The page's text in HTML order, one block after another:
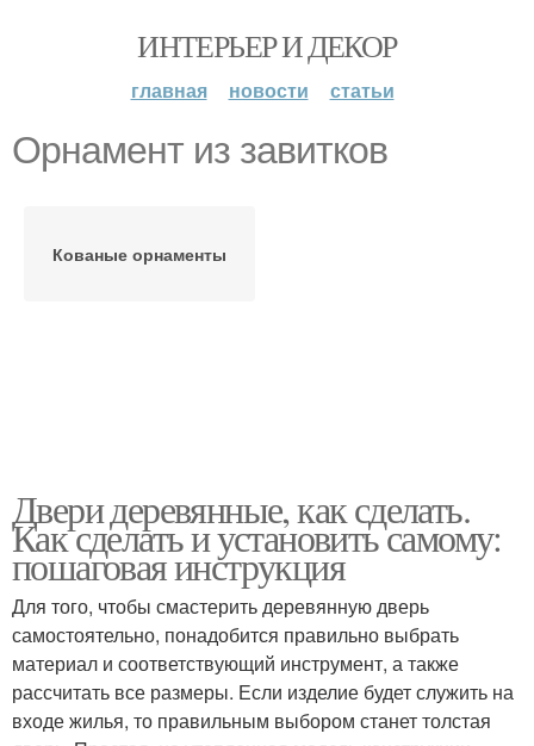
ИНТЕРЬЕР И ДЕКОР
главная новости статьи
Орнамент из завитков
Кованые орнаменты
Двери деревянные, как сделать.
Как сделать и установить самому:
пошаговая инструкция
Для того, чтобы смастерить деревянную дверь
самостоятельно, понадобится правильно выбрать
материал и соответствующий инструмент, а также
рассчитать все размеры. Если изделие будет служить на
входе жилья, то правильным выбором станет толстая